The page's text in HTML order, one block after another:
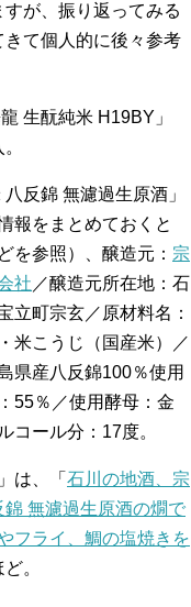
が、振り返ってみる
て個人的に後々参考
生酛純米 H19BY」
八反錦 無濾過生原酒」
報をまとめておくと
を参照）、醸造元： 宗
社 ／醸造元所在地：石
立町宗玄／原材料名：
米こうじ（国産米）／
県産八反錦100％使用
55％／使用酵母：金
コール分：17度。
は、「 石川の地酒、宗
錦 無濾過生原酒の燗で
フライ、鯛の塩焼きを
。